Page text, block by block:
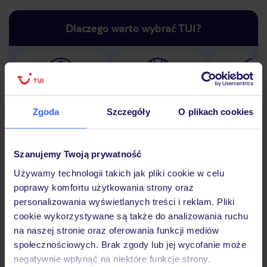
Zgoda Szczegóły O plikach cookies
Szanujemy Twoją prywatność
Używamy technologii takich jak pliki cookie w celu
poprawy komfortu użytkowania strony oraz
personalizowania wyświetlanych treści i reklam. Pliki
cookie wykorzystywane są także do analizowania ruchu
na naszej stronie oraz oferowania funkcji mediów
społecznościowych. Brak zgody lub jej wycofanie może
negatywnie wpłynąć na niektóre funkcje strony.
Dlaczego warto wybrać TUI?
Hotel
Opinie